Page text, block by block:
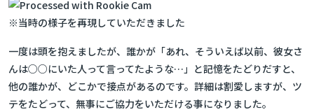
※当時の様子を再現していただきました
一度は頭を抱えましたが、誰かが「あれ、そういえば以前、彼女さ
んは○○にいた人って言ってたような…」と記憶をたどりだすと、
他の誰かが、どこかで接点があるのです。詳細は割愛しますが、ツ
テをたどって、無事にご協力をいただける事になりました。